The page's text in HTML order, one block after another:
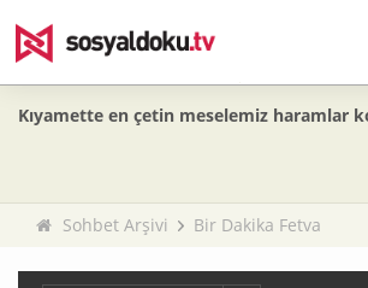
Kıyamette en çetin meselemiz haramlar
Sohbet Arşivi Bir Dakika Fetva